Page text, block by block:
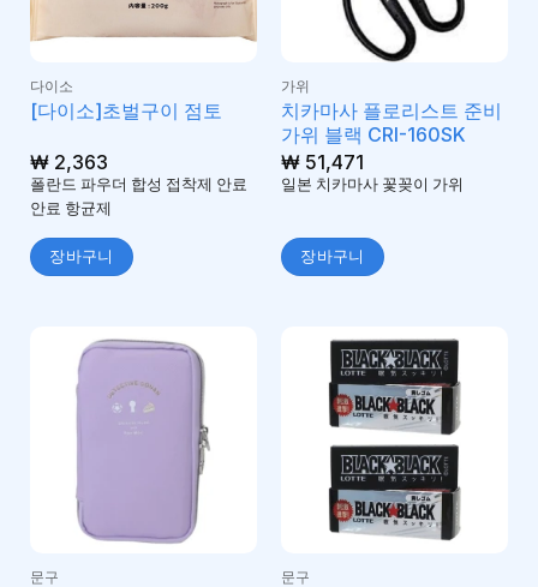
다이소
[다이소]초벌구이 점토
₩2,363
폴란드 파우더 합성 접착제 안료
안료 항균제
장바구니
가위
치카마사 플로리스트 준비
가위 블랙 CRI-160SK
₩51,471
일본 치카마사 꽃꽂이 가위
장바구니
문구 문구